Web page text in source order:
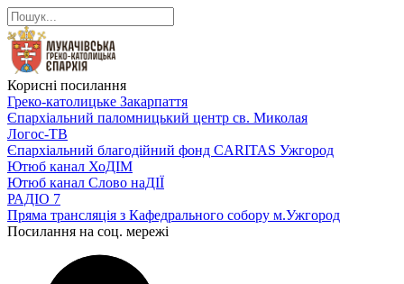
Корисні посилання
Греко-католицьке Закарпаття
Єпархіальний паломницький центр св. Миколая
Логос-ТВ
Єпархіальний благодійний фонд CARITAS Ужгород
Ютюб канал ХоДІМ
Ютюб канал Слово наДІЇ
РАДІО 7
Пряма трансляція з Кафедрального собору м.Ужгород
Посилання на соц. мережі